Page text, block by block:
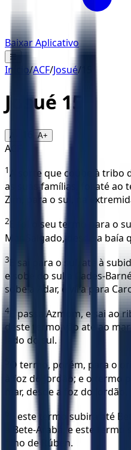
Baixar Aplicativo
☰
Início/ACF/Josué/
Josué 15
A- A+
ACF
1A sorte que coube à tribo
as suas famílias, foi até ao
Zim, para o sul, na
2
E foi o seu termo para o
Mar Salgado, desde a baía
3
E sai para o sul, até à
e sobe do sul a Cades-
sobe a Adar, e vira para
4
E passa Azmom, e sai ao
deste termo vão até ao
lado do sul.
O termo, porém, para o
à foz do Jordão; e o termo
mar, desde a foz do Jordão.
E este termo subirá até
a Bete-Arabá, e este
filho de Rúben.